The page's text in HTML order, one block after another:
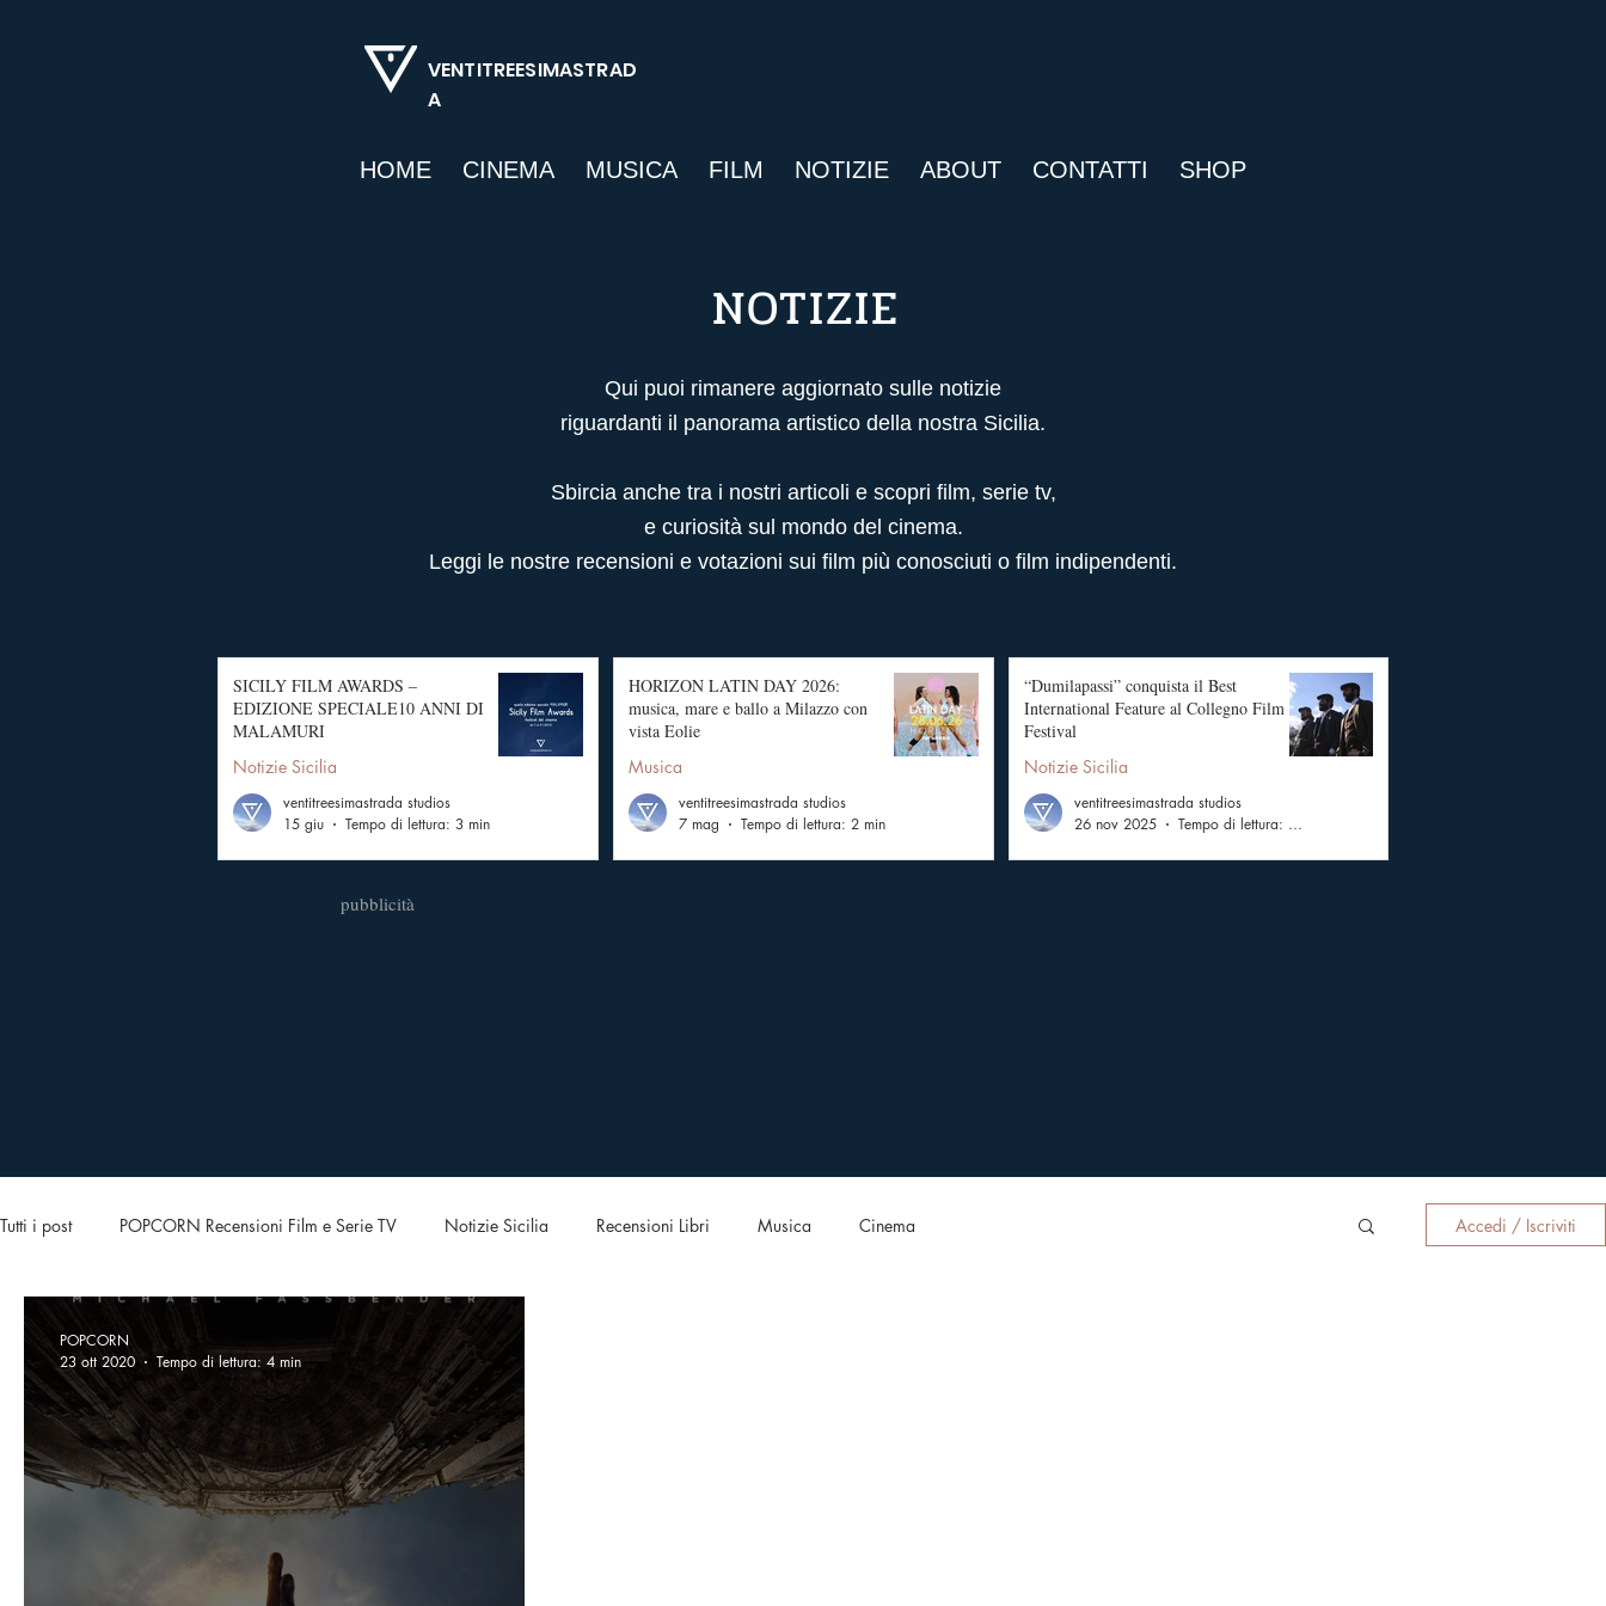
VENTITREESIMASTRAD
A
HOME CINEMA MUSICA FILM NOTIZIE ABOUT CONTATTI SHOP
NOTIZIE
Qui puoi rimanere aggiornato sulle notizie
riguardanti il panorama artistico della nostra Sicilia.
Sbircia anche tra i nostri articoli e scopri film, serie tv,
e curiosità sul mondo del cinema.
Leggi le nostre recensioni e votazioni sui film più conosciuti o film indipendenti.
SICILY FILM AWARDS –
EDIZIONE SPECIALE10 ANNI DI
MALAMURI
Notizie Sicilia
ventitreesimastrada studios
15 giu
Tempo di lettura: 3 min
HORIZON LATIN DAY 2026:
musica, mare e ballo a Milazzo con
vista Eolie
Musica
ventitreesimastrada studios
7 mag
Tempo di lettura: 2 min
“Dumilapassi” conquista il Best
International Feature al Collegno Film
Festival
Notizie Sicilia
ventitreesimastrada studios
26 nov 2025
Tempo di lettura: 2 min
pubblicità
Tutti i post POPCORN Recensioni Film e Serie TV Notizie Sicilia Recensioni Libri Musica Cinema Accedi / Iscriviti
POPCORN
23 ott 2020
Tempo di lettura: 4 min